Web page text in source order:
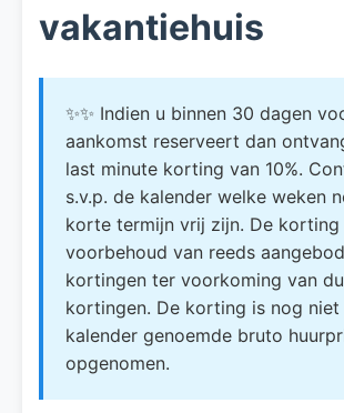
vakantiehuis
✨✨ Indien u binnen 30 dagen
aankomst reserveert dan
last minute korting van 10%.
s.v.p. de kalender welke weken
korte termijn vrij zijn. De korting
voorbehoud van reeds
kortingen ter voorkoming van
kortingen. De korting is nog niet
kalender genoemde bruto
opgenomen.